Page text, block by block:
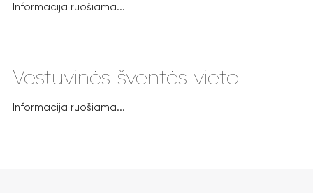
Informacija ruošiama...
Vestuvinės šventės vieta
Informacija ruošiama...